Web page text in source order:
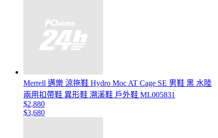
Merrell 邁樂 涼拖鞋 Hydro Moc AT Cage SE 男鞋 黑 水陸
兩用扣帶鞋 異形鞋 溯溪鞋 戶外鞋 ML005831
$2,880
$3,680